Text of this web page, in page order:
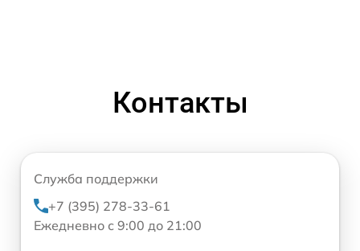
Контакты
Служба поддержки
+7 (395) 278-33-61
Ежедневно с 9:00 до 21:00